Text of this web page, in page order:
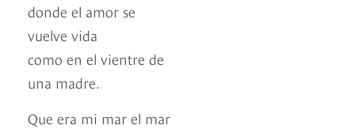
donde el amor se
vuelve vida
como en el vientre de
una madre.
Que era mi mar el mar